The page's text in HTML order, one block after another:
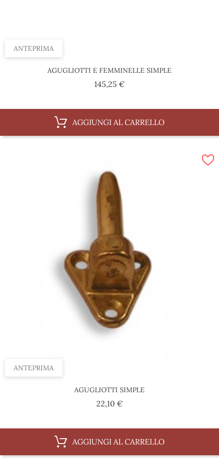
ANTEPRIMA
AGUGLIOTTI E FEMMINELLE SIMPLE
145,25 €Prezzo
AGGIUNGI AL CARRELLO
ANTEPRIMA
AGUGLIOTTI SIMPLE
22,10 €Prezzo
AGGIUNGI AL CARRELLO